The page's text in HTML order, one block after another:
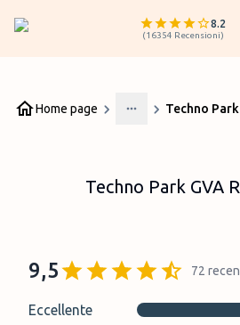
8.2
(16354 Recensioni)
Home page
More
Techno Park GVA
9,5 72
Eccellente